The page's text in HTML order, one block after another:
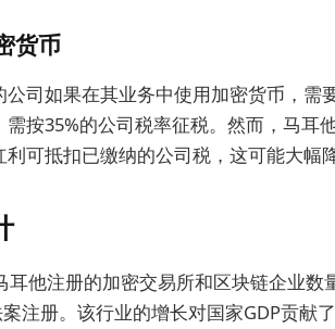
货币
公司如果在其业务中使用加密货币，需
按35%的公司税率征税。然而，马耳
可抵扣已缴纳的公司税，这可能大幅
耳他注册的加密交易所和区块链企业
注册。该行业的增长对国家GDP贡献